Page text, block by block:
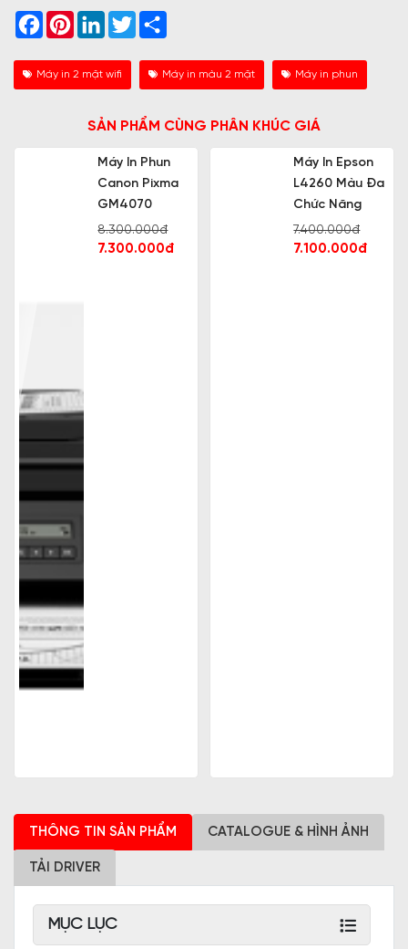
Facebook
PinterestLinkedInTwitter
Máy in 2 mặt wifi Máy in màu 2 mặt Máy in phun
SẢN PHẨM CÙNG PHÂN KHÚC GIÁ
Máy In Phun
Canon Pixma
GM4070
8.300.000đ
7.300.000đ
Máy In Epson
L4260 Màu Đa
Chức Năng
7.400.000đ
7.100.000đ
THÔNG TIN SẢN PHẨM CATALOGUE & HÌNH ẢNH
TẢI DRIVER
MỤC LỤC